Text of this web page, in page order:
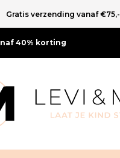
Gratis verzending vanaf €75,-
40% korting